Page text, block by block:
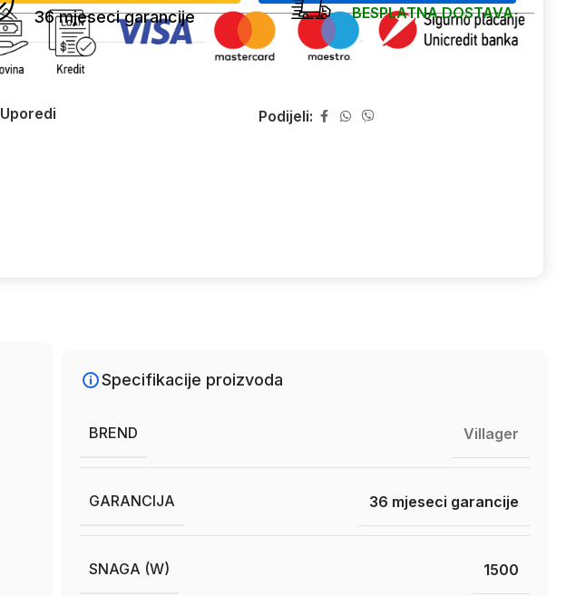
36 mjeseci garancije BESPLATNA DOSTAVA
Uporedi Podijeli:
Specifikacije proizvoda
BREND Villager
GARANCIJA 36 mjeseci garancije
SNAGA (W) 1500